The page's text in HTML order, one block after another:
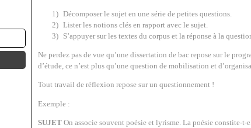
1) Décomposer le sujet en une série de petites questions.
2) Lister les notions clés en rapport avec le sujet.
3) S’appuyer sur les textes du corpus et la réponse à la
Ne perdez pas de vue qu’une dissertation de bac repose sur le
d’étude, ce n’est plus qu’une question de mobilisation et
Tout travail de réflexion repose sur un questionnement !
Exemple :
SUJET On associe souvent poésie et lyrisme. La poésie constite-